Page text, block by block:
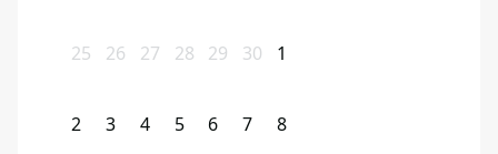
25 26 27 28 29 30 1
2 3 4 5 6 7 8